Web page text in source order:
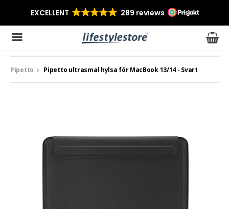
Produkten har blivit tillagd i varukorgen
Pipetto Pipetto ultrasmal hylsa för MacBook 13/14 - Svart